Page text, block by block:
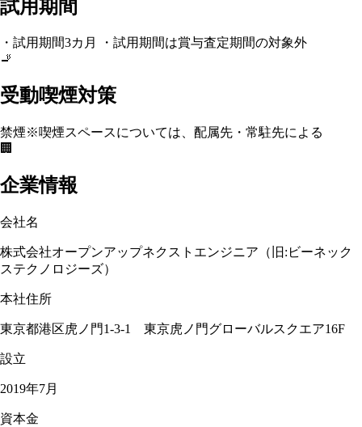
試用期間
・試用期間3カ月 ・試用期間は賞与査定期間の対象外
🚬
受動喫煙対策
禁煙※喫煙スペースについては、配属先・常駐先による
🏢
企業情報
会社名
株式会社オープンアップネクストエンジニア（旧:ビーネック
ステクノロジーズ）
本社住所
東京都港区虎ノ門1-3-1 東京虎ノ門グローバルスクエア16F
設立
2019年7月
資本金